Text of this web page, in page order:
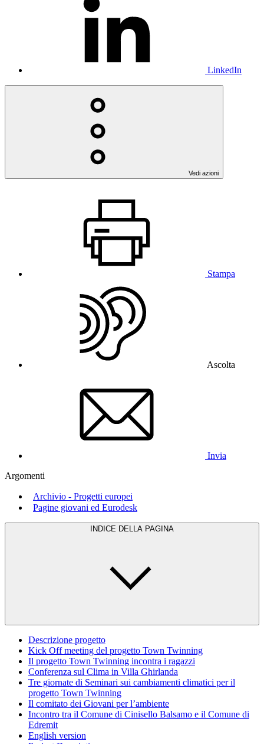
LinkedIn
Vedi azioni
Stampa
Ascolta
Invia
Argomenti
Archivio - Progetti europei
Pagine giovani ed Eurodesk
INDICE DELLA PAGINA
Descrizione progetto
Kick Off meeting del progetto Town Twinning
Il progetto Town Twinning incontra i ragazzi
Conferenza sul Clima in Villa Ghirlanda
Tre giornate di Seminari sui cambiamenti climatici per il
progetto Town Twinning
Il comitato dei Giovani per l’ambiente
Incontro tra il Comune di Cinisello Balsamo e il Comune di
Edremit
English version